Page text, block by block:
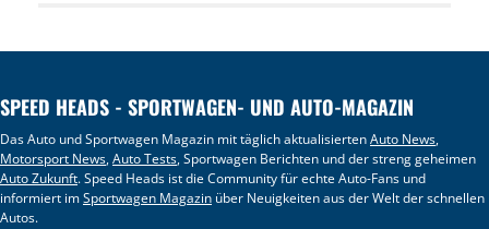
SPEED HEADS - SPORTWAGEN- UND AUTO-MAGAZIN
Das Auto und Sportwagen Magazin mit täglich aktualisiertenAuto News,
Motorsport News,Auto Tests, Sportwagen Berichten und der streng geheimen
Auto Zukunft. Speed Heads ist die Community für echte Auto-Fans und
informiert imSportwagen Magazin über Neuigkeiten aus der Welt der schnellen
Autos.